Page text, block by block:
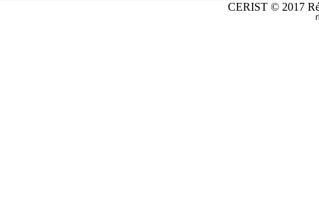
CERIST © 2017